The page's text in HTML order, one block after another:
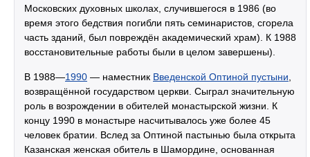
Московских духовных школах, случившегося в 1986 (во
время этого бедствия погибли пять семинаристов, сгорела
часть зданий, был повреждён академический храм). К 1988
восстановительные работы были в целом завершены).
В 1988—1990 — наместник Введенской Оптиной пустыни
возвращённой государством церкви. Сыграл значительную
роль в возрождении в обителей монастырской жизни. К
концу 1990 в монастыре насчитывалось уже более 45
человек братии. Вслед за Оптиной пастынью была открыта
Казанская женская обитель в Шамордине, основанная